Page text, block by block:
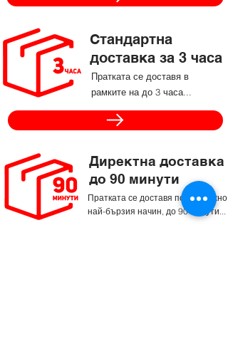
Стандартна
доставка за 3 часа
Пратката се доставя в
рамките на до 3 часа...
Директна доставка
до 90 минути
Пратката се доставя по възможно
най-бързия начин, до 90 минути...